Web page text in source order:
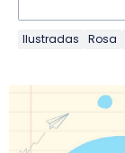
Ilustradas Rosa